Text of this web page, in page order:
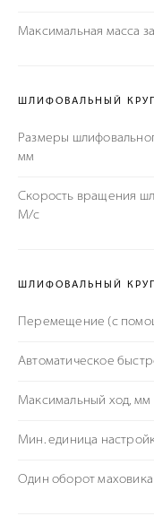
Максимальная масса
ШЛИФОВАЛЬНЫЙ КРУГ
Размеры
мм
Скорость вращения
М/с
ШЛИФОВАЛЬНЫЙ
Перемещение (с
Автоматическое
Максимальный ход, мм
Мин. единица
Один оборот